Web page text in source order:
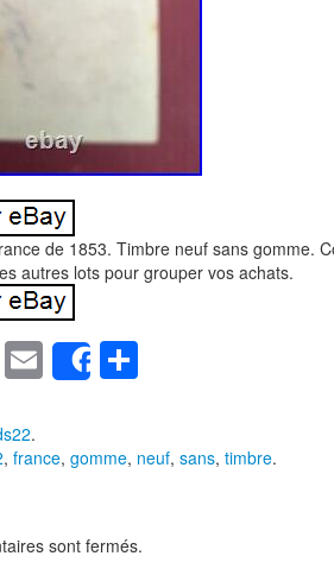
de 1853. Timbre neuf sans gomme.
autres lots pour grouper vos achats.
T E
m
Share
ta
g
.
, france, gomme, neuf, sans, timbre.
sont fermés.